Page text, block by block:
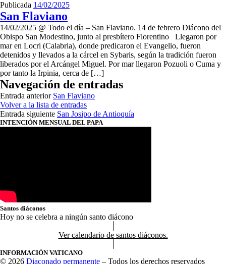
Publicada 14/02/2025
San Flaviano
14/02/2025 @ Todo el día – San Flaviano. 14 de febrero Diácono del
Obispo San Modestino, junto al presbítero Florentino Llegaron por
mar en Locri (Calabria), donde predicaron el Evangelio, fueron
detenidos y llevados a la cárcel en Sybaris, según la tradición fueron
liberados por el Arcángel Miguel. Por mar llegaron Pozuoli o Cuma y
por tanto la Irpinia, cerca de […]
Navegación de entradas
Entrada anterior San Flaviano
Volver a la lista de entradas
Entrada siguiente San Josipo de Antioquía
INTENCIÓN MENSUAL DEL PAPA
Santos diáconos
Hoy no se celebra a ningún santo diácono
Ver calendario de santos diáconos.
INFORMACIÓN VATICANO
© 2026 Diaconado permanente – Todos los derechos reservados